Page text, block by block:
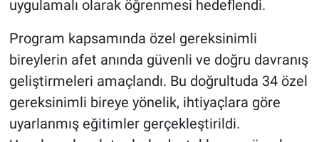
uygulamalı olarak öğrenmesi hedeflendi.
Program kapsamında özel gereksinimli
bireylerin afet anında güvenli ve doğru davranış
geliştirmeleri amaçlandı. Bu doğrultuda 34 özel
gereksinimli bireye yönelik, ihtiyaçlara göre
uyarlanmış eğitimler gerçekleştirildi.